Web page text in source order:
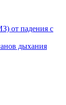
от падения с
дыхания